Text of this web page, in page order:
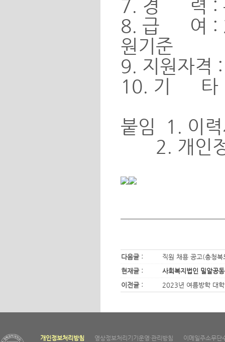
7. 경 력 :
8. 급 여 :
원기준
9. 지원자격
10. 기 타 :
붙임 1. 이력
2. 개인
다음글 :
직원 채용 공고(충청
현재글 :
사회복지법인 밀알공
이전글 :
2023년 여름방학 대
개인정보처리방침 영상정보처리기기운영·관리방침
이메일주소무단